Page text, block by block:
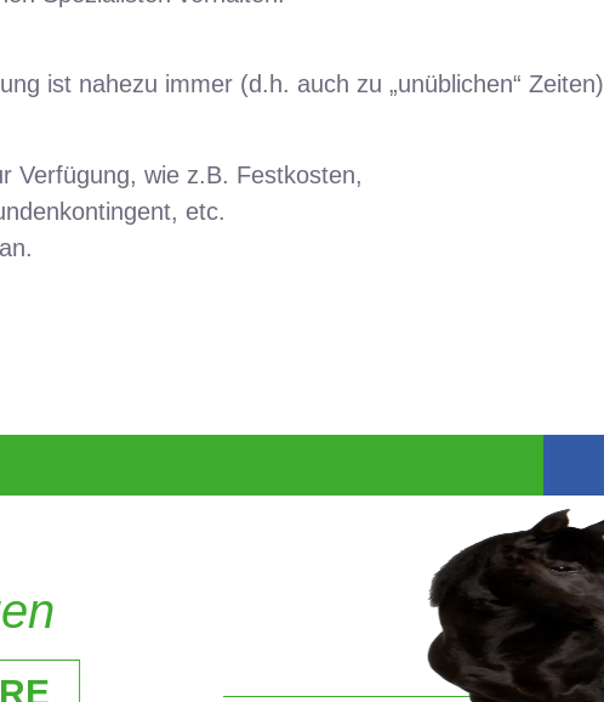
ist nahezu immer (d.h. auch zu „unüblichen“ Zeiten)
Verfügung, wie z.B. Festkosten,
etc.